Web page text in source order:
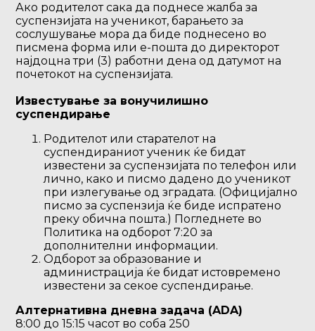
Ако родителот сака да поднесе жалба за
суспензијата на ученикот, барањето за
сослушување мора да биде поднесено во
писмена форма или е-пошта до директорот
најдоцна три (3) работни дена од датумот на
почетокот на суспензијата.
Известување за вонучилишно
суспендирање
Родителот или старателот на
суспендираниот ученик ќе бидат
известени за суспензијата по телефон или
лично, како и писмо дадено до ученикот
при излегување од зградата. (Официјално
писмо за суспензија ќе биде испратено
преку обична пошта.) Погледнете во
Политика на одборот 7:20 за
дополнителни информации.
Одборот за образование и
администрација ќе бидат истовремено
известени за секое суспендирање.
Алтернативна дневна задача (ADA)
8:00 до 15:15 часот во соба 250